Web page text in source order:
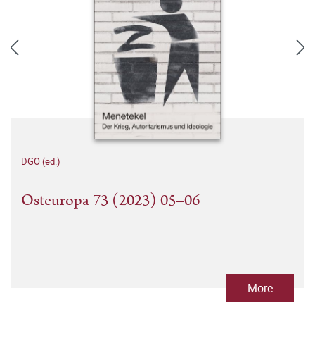
DGO (ed.)
Osteuropa 73 (2023) 05–06
More